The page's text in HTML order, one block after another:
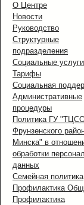
О Центре
Новости
Руководство
Структурные
подразделения
Социальные услуги
Тарифы
Социальная
Административные
процедуры
Политика ГУ
Фрунзенского
Минска" в
обработки
данных
Семейная политика
Профилактика
Профилактика